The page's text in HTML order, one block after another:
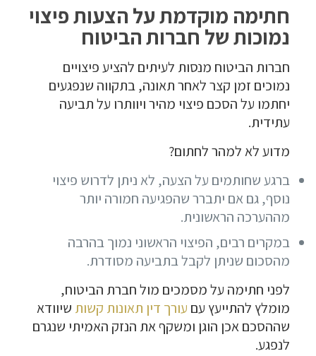
חתימה מוקדמת על הצעות פיצוי
נמוכות של חברות הביטוח
חברות הביטוח מנסות לעיתים להציע פיצויים
נמוכים זמן קצר לאחר תאונה, בתקווה שנפגעים
יחתמו על הסכם פיצוי מהיר ויוותרו על תביעה
עתידית.
מדוע לא למהר לחתום?
ברגע שחותמים על הצעה, לא ניתן לדרוש פיצוי
נוסף, גם אם יתברר שהפגיעה חמורה יותר
מההערכה הראשונית.
במקרים רבים, הפיצוי הראשוני נמוך בהרבה
מהסכום שניתן לקבל בתביעה מסודרת.
לפני חתימה על מסמכים מול חברת הביטוח,
מומלץ להתייעץ עם עורך דין תאונות קשות שיוודא
שההסכם אכן הוגן ומשקף את הנזק האמיתי שנגרם
לנפגע.